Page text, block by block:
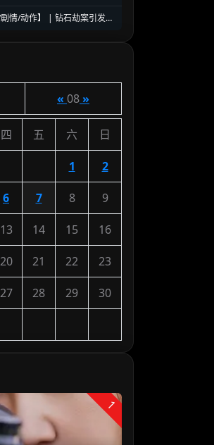
情/动作】 | 钻石劫案引发的
« 08»
四 五 六 日
1 2
6 7 8 9
13 14 15 16
20 21 22 23
27 28 29 30
1